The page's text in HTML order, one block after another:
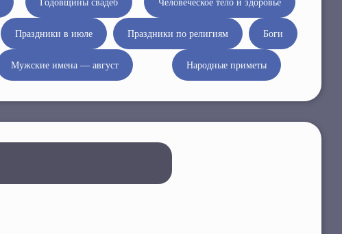
Годовщины свадеб Человеческое тело и здоровье
Праздники в июле Праздники по религиям Боги
Мужские имена — август Народные приметы